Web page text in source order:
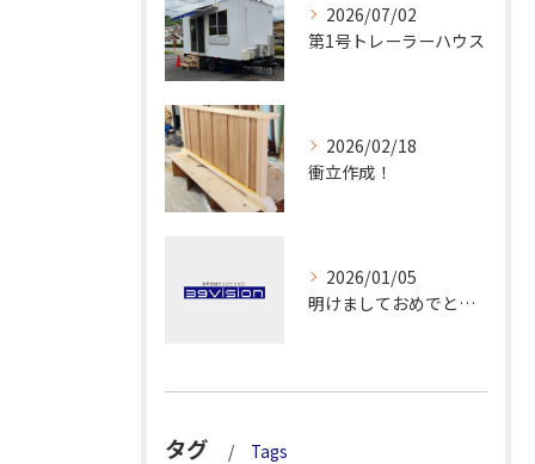
2026/07/02
第1号トレーラーハウス
2026/02/18
衝立作成！
2026/01/05
明けましておめでとうございます！
タグ Tags